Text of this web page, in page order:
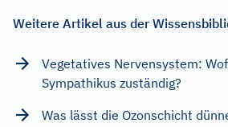
Weitere Artikel aus der
Vegetatives Nervensystem:
Sympathikus zuständig?
Was lässt die Ozonschicht